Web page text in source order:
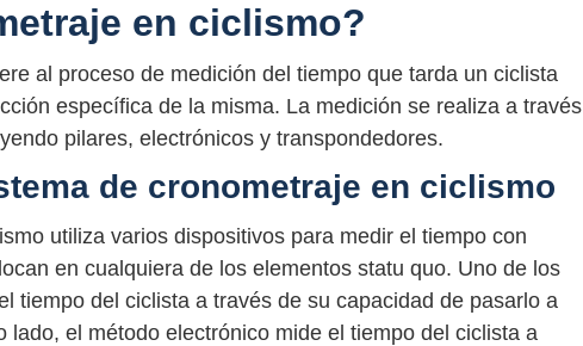
en ciclismo?
al proceso de medición del tiempo que tarda un ciclista
específica de la misma. La medición se realiza a través
pilares, electrónicos y transpondedores.
de cronometraje en ciclismo
utiliza varios dispositivos para medir el tiempo con
en cualquiera de los elementos statu quo. Uno de los
tiempo del ciclista a través de su capacidad de pasarlo a
el método electrónico mide el tiempo del ciclista a